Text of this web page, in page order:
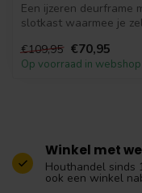
Een ijzeren deurframe
slotkast waarmee je
€109,95 €70,95
Op voorraad in webshop
Winkel met
Houthandel sinds
ook een winkel